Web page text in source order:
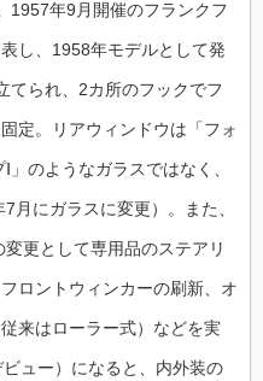
1957年9月開催のフランクフ
し、1958年モデルとして発
てられ、2カ所のフックでフ
定。リアウィンドウは「フォ
」のようなガラスではなく、
月にガラスに変更）。また、
更として専用品のステアリ
ロントウィンカーの刷新、オ
来はローラー式）などを実
ュー）になると、内外装の